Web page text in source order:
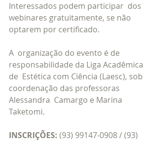
Interessados podem participar  dos
webinares gratuitamente, se não
optarem por certificado.
A  organização do evento é de
responsabilidade da Liga Acadêmica
de  Estética com Ciência (Laesc), sob
coordenação das professoras
Alessandra  Camargo e Marina
Taketomi.
INSCRIÇÕES: (93) 99147-0908 / (93)